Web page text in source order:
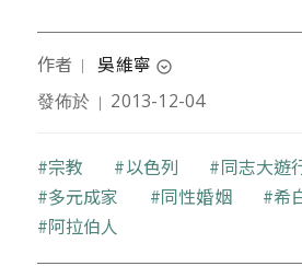
作者 ｜ 吳維寧 expand_circle_down
本文作者台大研究所畢，曾任教育
三個不被承認是猶太人，不會講中
歡觀察以色列教育與以色列社會文
享受以色列人這種亂中無序，什麼
是的異常動態思維。
發佈於 ｜ 2013-12-04
關鍵字
宗教 以色列 同志大遊
多元成家
同性婚姻
希
阿拉伯人